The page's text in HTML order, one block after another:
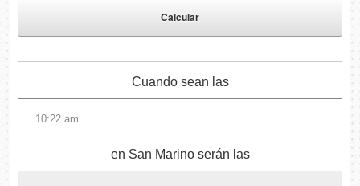
Cuando sean las
en San Marino serán las